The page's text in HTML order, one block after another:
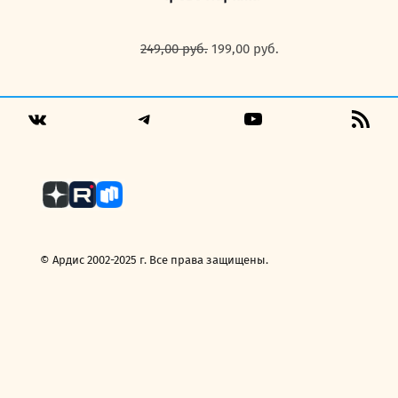
249,00руб. Первоначальная
249,00 руб..
199,00 руб.
© Ардис 2002-2025 г. Все права защищены.